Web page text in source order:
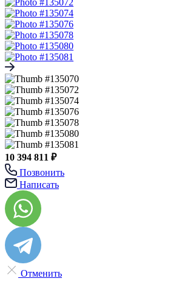
10 394 811 ₽
Позвонить
Написать
Отменить